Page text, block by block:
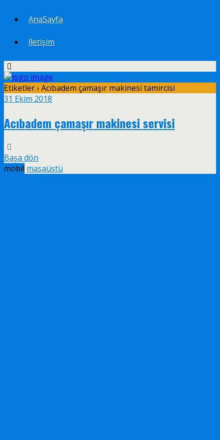
AnaSayfa
İletişim
Etiketler › Acıbadem çamaşır makinesi tamircisi
31 Ekim 2018
Acıbadem çamaşır makinesi servisi
Başa dön
mobil masaüstü